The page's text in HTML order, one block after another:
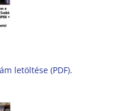
letöltése (PDF).